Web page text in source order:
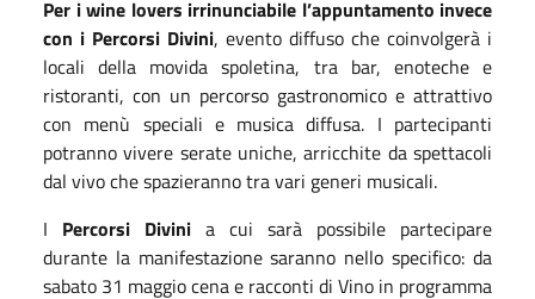
Per i wine lovers irrinunciabile l’appuntamento invece
con i Percorsi Divini, evento diffuso che coinvolgerà i
locali della movida spoletina, tra bar, enoteche e
ristoranti, con un percorso gastronomico e attrattivo
con menù speciali e musica diffusa. I partecipanti
potranno vivere serate uniche, arricchite da spettacoli
dal vivo che spazieranno tra vari generi musicali.
I Percorsi Divini a cui sarà possibile partecipare
durante la manifestazione saranno nello specifico: da
sabato 31 maggio cena e racconti di Vino in programma